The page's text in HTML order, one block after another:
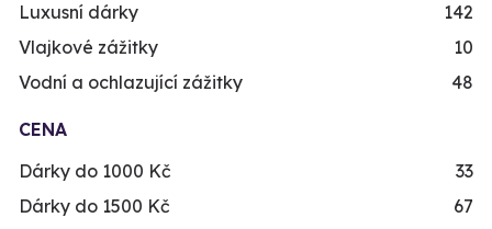
Luxusní dárky
142
Vlajkové zážitky
10
Vodní a ochlazující zážitky
48
CENA
Dárky do 1000 Kč
33
Dárky do 1500 Kč
67